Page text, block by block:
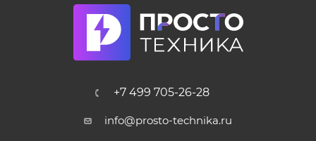
+7 499 705-26-28
info@prosto-technika.ru